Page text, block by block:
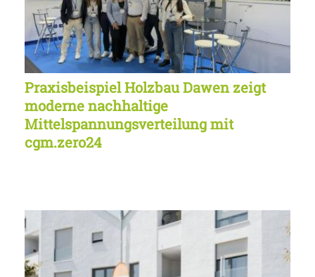
Praxisbeispiel Holzbau Dawen zeigt
moderne nachhaltige
Mittelspannungsverteilung mit
cgm.zero24